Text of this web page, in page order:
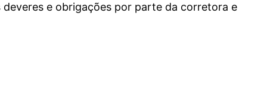
e obrigações por parte da corretora e